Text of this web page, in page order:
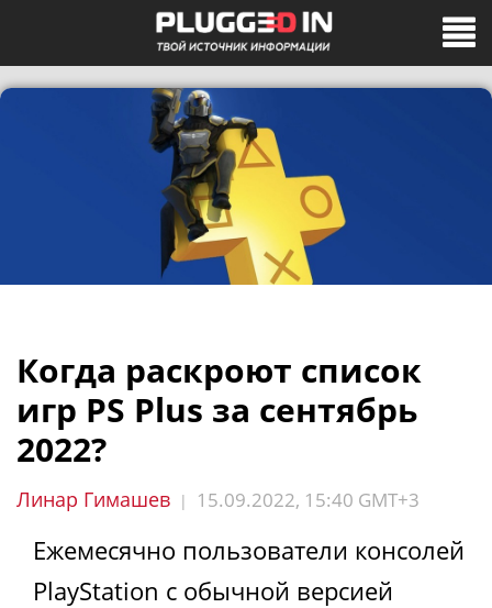
Когда раскроют список
игр PS Plus за сентябрь
2022?
Линар Гимашев | 15.09.2022, 15:40 GMT+3
Ежемесячно пользователи консолей
PlayStation с обычной версией